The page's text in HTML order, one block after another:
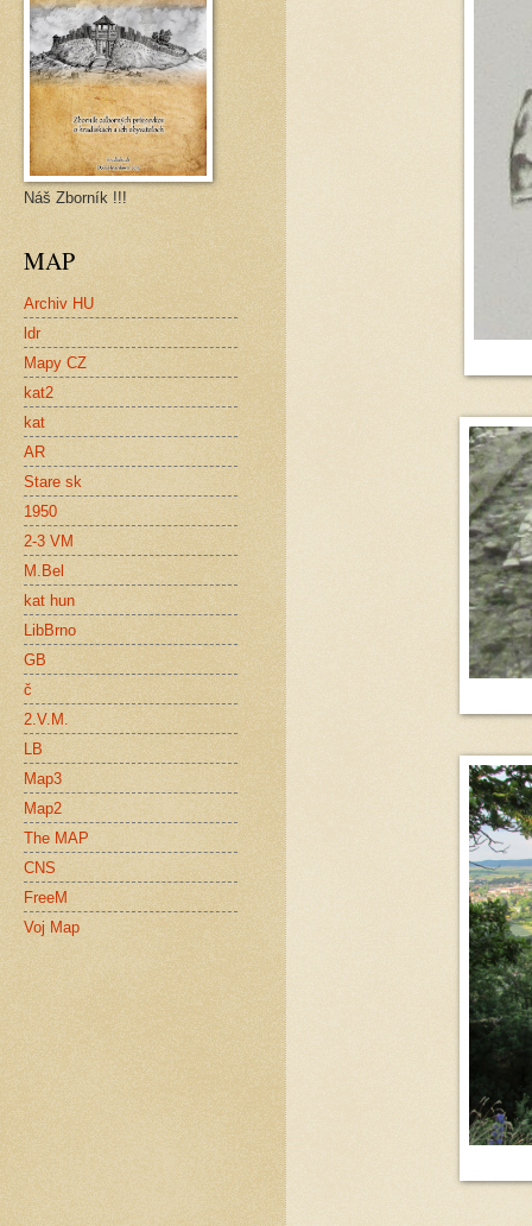
Náš Zborník !!!
MAP
Archiv HU
ldr
Mapy CZ
kat2
kat
AR
Stare sk
1950
2-3 VM
M.Bel
kat hun
LibBrno
GB
č
2.V.M.
LB
Map3
Map2
The MAP
CNS
FreeM
Voj Map